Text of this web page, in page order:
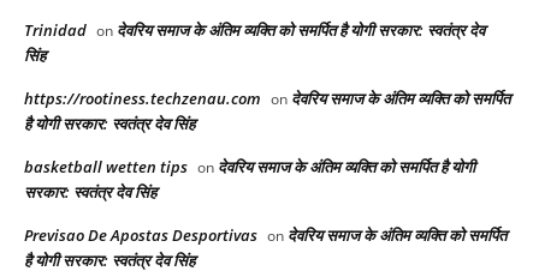
Trinidad on देवरिय समाज के अंतिम व्यक्ति को समर्पित है योगी सरकार: स्वतंत्र देव
सिंह
https://rootiness.techzenau.com on देवरिय समाज के अंतिम व्यक्ति को समर्पित
है योगी सरकार: स्वतंत्र देव सिंह
basketball wetten tips on देवरिय समाज के अंतिम व्यक्ति को समर्पित है योगी
सरकार: स्वतंत्र देव सिंह
Previsao De Apostas Desportivas on देवरिय समाज के अंतिम व्यक्ति को समर्पित
है योगी सरकार: स्वतंत्र देव सिंह